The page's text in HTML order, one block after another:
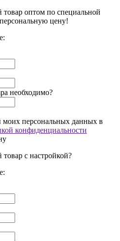
оптом по специальной
цену!
необходимо?
моих персональных данных в
конфиденциальности
с настройкой?